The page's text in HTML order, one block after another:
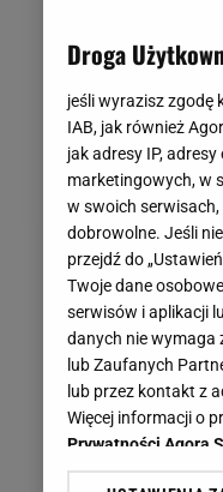
Droga
jeśli wyrazisz zgodę
IAB, jak również
jak adresy IP,
marketingowych, w
w swoich
dobrowolne. Jeśli
przejdź do
Twoje dane
serwisów i aplikacji
danych nie wymaga
lub Zaufanych
lub przez kontakt z
Więcej informacji o
Prywatności Agora